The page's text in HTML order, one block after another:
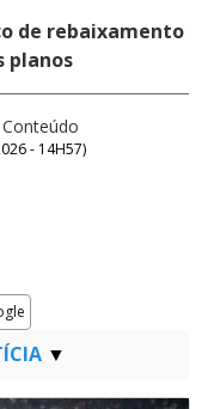
de rebaixamento
planos
- 14H57)